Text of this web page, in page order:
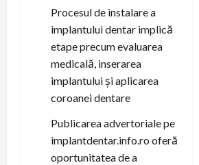
Procesul de instalare a
implantului dentar implică
etape precum evaluarea
medicală, inserarea
implantului și aplicarea
coroanei dentare
Publicarea advertoriale pe
implantdentar.info.ro oferă
oportunitatea de a